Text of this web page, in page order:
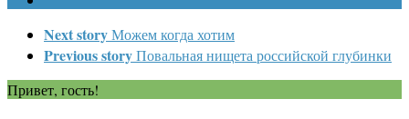
Next storyМожем когда хотим
Previous storyПовальная нищета российской глубинки
Привет, гость!